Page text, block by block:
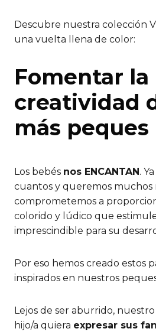
Descubre nuestra colección
una vuelta llena de color:
Fomentar la
creatividad
más peques
Los bebés nos ENCANTAN .
cuantos y queremos muchos
comprometemos a
colorido y lúdico que
imprescindible para su
Por eso hemos creado estos
inspirados en nuestros
Lejos de ser aburrido, nuestro
hijo/a quiera expresar sus